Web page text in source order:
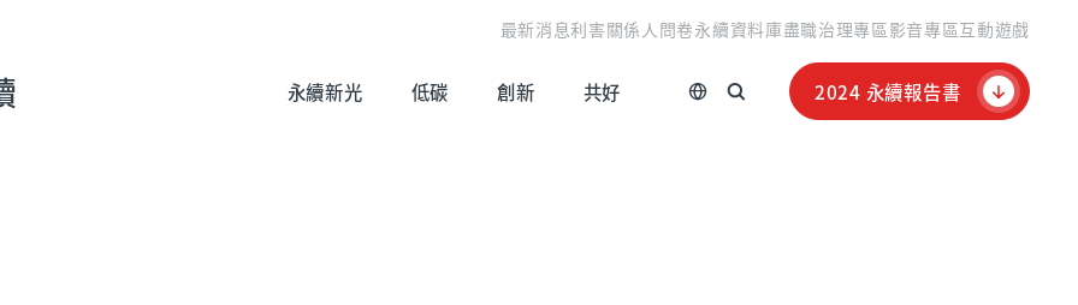
最新消息利害關係人問卷永續資料庫盡職治理專區影音專區互動遊戲
永續新光 低碳 創新 共好 2024 永續報告書